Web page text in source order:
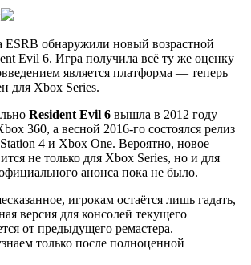
ESRB обнаружили новый возрастной
Evil 6. Игра получила всё ту же оценку
является платформа — теперь
для Xbox Series.
Resident Evil 6 вышла в 2012 году
360, а весной 2016-го состоялся релиз
4 и Xbox One. Вероятно, новое
не только для Xbox Series, но и для
анонса пока не было.
игрокам остаётся лишь гадать,
версия для консолей текущего
от предыдущего ремастера.
только после полноценной